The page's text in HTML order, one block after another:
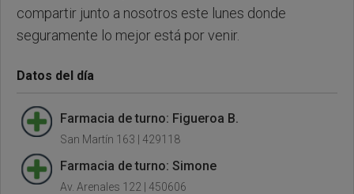
compartir junto a nosotros este lunes donde
seguramente lo mejor está por venir.
Datos del día
Farmacia de turno: Figueroa B.
San Martín 163 | 429118
Farmacia de turno: Simone
Av. Arenales 122 | 450606